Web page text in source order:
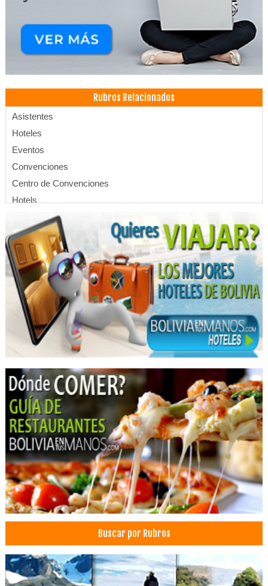
Rubros Relacionados
Asistentes
Hoteles
Eventos
Convenciones
Centro de Convenciones
Hotels
Té Buffete
Hotelería
Hospedajes
Eventos Corporativos
Eventos Sociales
Organización de Congresos, Seminarios
Restaurantes
Servicios Empresariales
Buscar por Rubros